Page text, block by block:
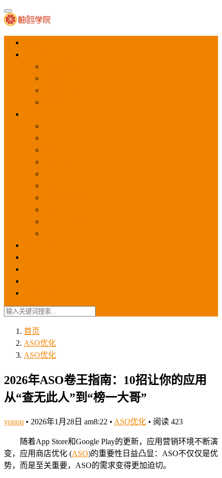
首页
ASO优化
ASO优化
2026年ASO卷王指南：10招让你的应用
从“查无此人”到“榜一大哥”
youou • 2026年1月28日 am8:22 • ASO优化 • 阅读 423
随着App Store和Google Play的更新，应用营销环境不断演
变，应用商店优化 (ASO)的重要性日益凸显：ASO不仅仅是优
势，而是至关重要，ASO的需求变得更加迫切。